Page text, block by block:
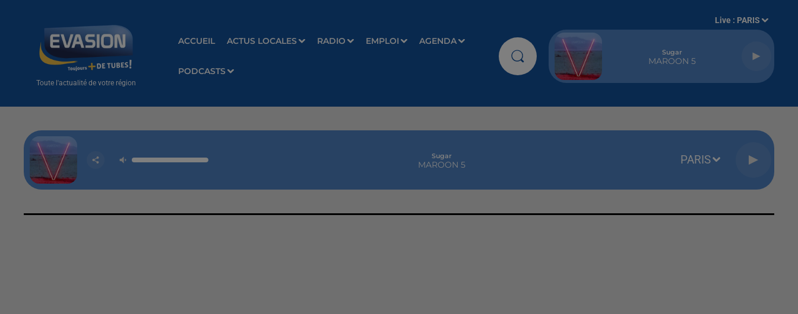
Toute l'actualité de votre région
ACCUEIL ACTUS LOCALES RADIO EMPLOI AGENDA
PODCASTS
Live : PARIS
Sugar
MAROON 5
Sugar
MAROON 5 PARIS